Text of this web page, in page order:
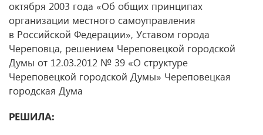
октября 2003 года «Об общих принципах
организации местного самоуправления
в Российской Федерации», Уставом города
Череповца, решением Череповецкой городской
Думы от 12.03.2012 № 39 «О структуре
Череповецкой городской Думы» Череповецкая
городская Дума
РЕШИЛА: